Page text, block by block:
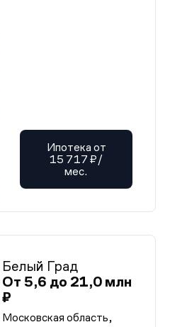
Ипотека от
15 717 ₽/
мес.
Белый Град
От 5,6 до 21,0 млн
₽
Московская область,